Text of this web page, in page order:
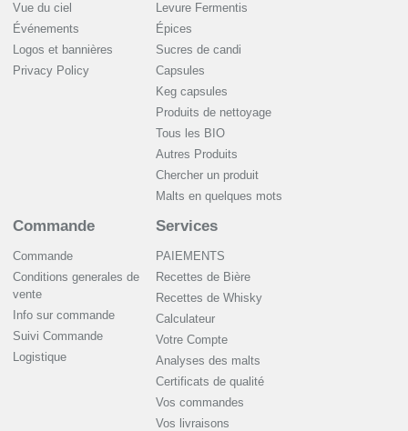
Vue du ciel
Événements
Logos et bannières
Privacy Policy
Levure Fermentis
Épices
Sucres de candi
Capsules
Keg capsules
Produits de nettoyage
Tous les BIO
Autres Produits
Chercher un produit
Malts en quelques mots
Commande
Commande
Conditions generales de
vente
Info sur commande
Suivi Commande
Logistique
Services
PAIEMENTS
Recettes de Bière
Recettes de Whisky
Сalculateur
Votre Compte
Analyses des malts
Certificats de qualité
Vos commandes
Vos livraisons